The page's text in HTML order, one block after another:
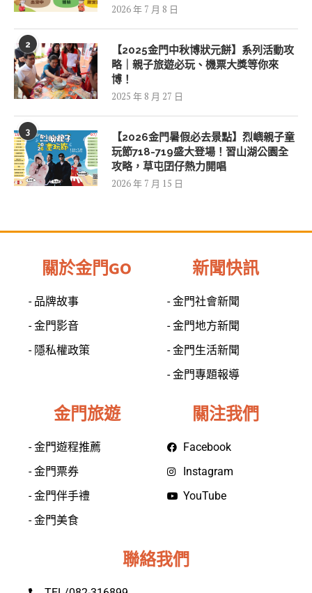
2026 年 7 月 8 日
2
【2025金門中秋博狀元餅】系列活動攻
略｜親子旅遊必玩、機票大獎等你來
博！
2025 年 8 月 27 日
3
【2026金門暑假必去景點】烈嶼親子童
玩節718-719盛大登場！習山湖公園全
攻略，草屯囝仔熱力開唱
2026 年 7 月 15 日
關於金門GO
- 品牌故事
- 金門影音
- 隱私權政策
新聞快訊
- 金門社會新聞
- 金門地方新聞
- 金門生活新聞
- 金門專題報導
金門旅遊
- 金門遊程推薦
- 金門票券
- 金門伴手禮
- 金門美食
關注我們
Facebook
Instagram
YouTube
聯絡我們